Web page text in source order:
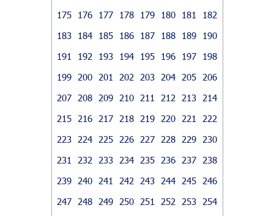
175
176 177 178 179 180 181
182
183
184 185 186 187 188 189
190
191
192 193 194 195 196 197
198
199
200 201 202 203 204 205
206
207
208 209 210 211 212 213
214
215
216 217 218 219 220 221
222
223
224 225 226 227 228 229
230
231
232 233 234 235 236 237
238
239
240 241 242 243 244 245
246
247
248 249 250 251 252 253
254